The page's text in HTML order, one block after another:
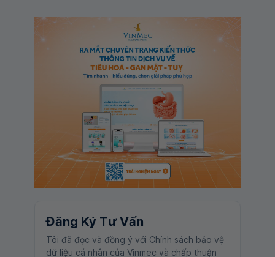
Đăng Ký Tư Vấn
Tôi đã đọc và đồng ý với Chính sách bảo vệ
dữ liệu cá nhân của Vinmec và chấp thuận